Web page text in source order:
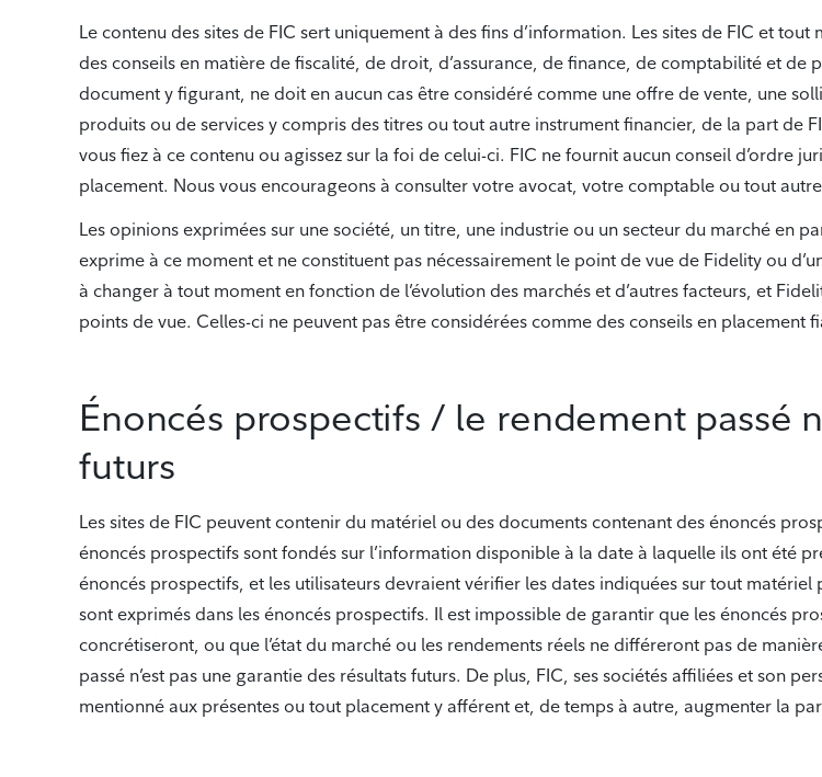
Le contenu des sites de FIC sert uniquement à des fins d’information. Les sites de FIC et
des conseils en matière de fiscalité, de droit, d’assurance, de finance, de comptabilité et de
document y figurant, ne doit en aucun cas être considéré comme une offre de vente, une
produits ou de services y compris des titres ou tout autre instrument financier, de la part de
vous fiez à ce contenu ou agissez sur la foi de celui-ci. FIC ne fournit aucun conseil d’ordre
placement. Nous vous encourageons à consulter votre avocat, votre comptable ou tout
Les opinions exprimées sur une société, un titre, une industrie ou un secteur du marché en
exprime à ce moment et ne constituent pas nécessairement le point de vue de Fidelity ou
à changer à tout moment en fonction de l’évolution des marchés et d’autres facteurs, et
points de vue. Celles-ci ne peuvent pas être considérées comme des conseils en placement
Énoncés prospectifs / le rendement passé
futurs
Les sites de FIC peuvent contenir du matériel ou des documents contenant des énoncés
énoncés prospectifs sont fondés sur l’information disponible à la date à laquelle ils ont été
énoncés prospectifs, et les utilisateurs devraient vérifier les dates indiquées sur tout
sont exprimés dans les énoncés prospectifs. Il est impossible de garantir que les énoncés
concrétiseront, ou que l’état du marché ou les rendements réels ne différeront pas de
passé n’est pas une garantie des résultats futurs. De plus, FIC, ses sociétés affiliées et son
mentionné aux présentes ou tout placement y afférent et, de temps à autre, augmenter la